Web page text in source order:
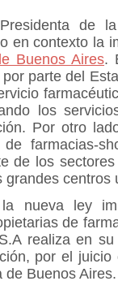
de la
en contexto la
Buenos Aires.
parte del
los
Por otro
farmacias-
de los
centros
la nueva ley
de
realiza en
por el juicio
de Buenos Aires.